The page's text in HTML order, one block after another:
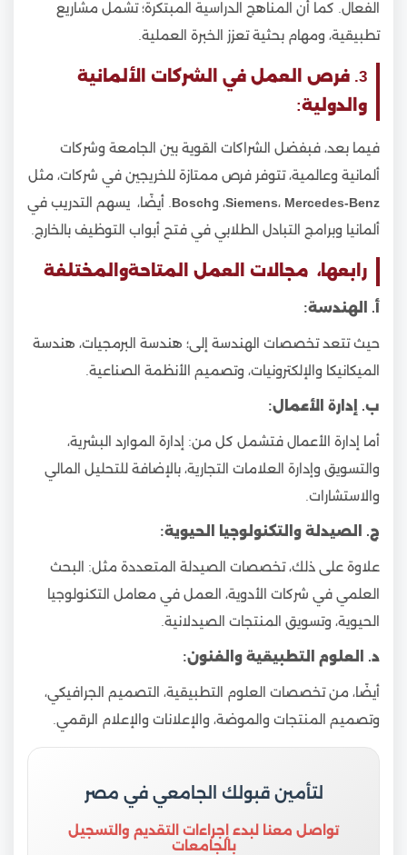
الفعال. كما أن المناهج الدراسية المبتكرة؛ تشمل مشاريع
تطبيقية، ومهام بحثية تعزز الخبرة العملية.
3. فرص العمل في الشركات الألمانية
والدولية:
فيما بعد، فبفضل الشراكات القوية بين الجامعة وشركات
ألمانية وعالمية، تتوفر فرص ممتازة للخريجين في شركات، مثل
Siemens، Mercedes-Benz ، وBosch . أيضًا، يسهم التدريب في
ألمانيا وبرامج التبادل الطلابي في فتح أبواب التوظيف بالخارج.
رابعها، مجالات العمل المتاحةوالمختلفة
أ. الهندسة:
حيث تتعد تخصصات الهندسة إلى؛ هندسة البرمجيات، هندسة
الميكانيكا والإلكترونيات، وتصميم الأنظمة الصناعية.
ب. إدارة الأعمال:
أما إدارة الأعمال فتشمل كل من: إدارة الموارد البشرية،
والتسويق وإدارة العلامات التجارية، بالإضافة للتحليل المالي
والاستشارات.
ج. الصيدلة والتكنولوجيا الحيوية:
علاوة على ذلك، تخصصات الصيدلة المتعددة مثل: البحث
العلمي في شركات الأدوية، العمل في معامل التكنولوجيا
الحيوية، وتسويق المنتجات الصيدلانية.
د. العلوم التطبيقية والفنون:
أيضًا، من تخصصات العلوم التطبيقية، التصميم الجرافيكي،
وتصميم المنتجات والموضة، والإعلانات والإعلام الرقمي.
لتأمين قبولك الجامعي في مصر
تواصل معنا لبدء إجراءات التقديم والتسجيل
بالجامعات